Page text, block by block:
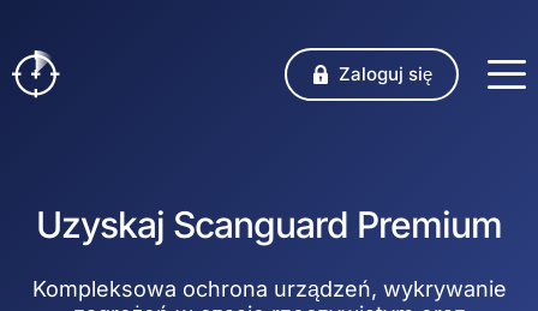
Zaloguj się
Uzyskaj Scanguard Premium
Kompleksowa ochrona urządzeń, wykrywanie